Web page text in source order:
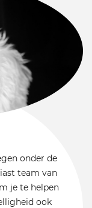
onder de
team van
je te helpen
ook